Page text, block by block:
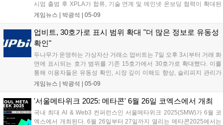
시엄 출범 후 XPLA가 합류, 기술 연계 및 메인넷 온보딩 협력이 확대된
다. XPLA는 맞춤형 전략 제시 및 안정적 성과를 지원하고, 협회는 중소
게임뉴스 | 박광석 05-09
업비트, 30호가로 표시 범위 확대 "더 많은 정보로 유동성
확인"
두나무가 운영하는 가상자산 거래소 업비트는 7일 오후 3시부터 거래 화
면에 표시되는 호가 범위를 기존 15호가에서 30호가로 확대했다. 이를
통해 이용자들은 유동성 확인, 시장 깊이 이해도 향상, 슬리피지 관리가
용이해질 것으로 기대된다. 두나무 측은 투자자들이 더 많은 정보를 통
다....
게임뉴스 | 박광석 05-09
'서울메타위크 2025: 메타콘' 6월 26일 코엑스에서 개최
국내 최대 AI & Web3 컨퍼런스인 서울메타위크 2025(SMW)가 6월 코
엑스에서 개최된다. 6월 26일부터 27일까지 열리는 메타콘2025에서는